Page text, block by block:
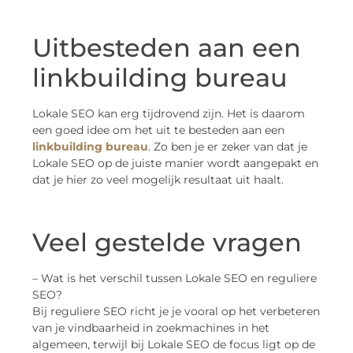
Uitbesteden aan een
linkbuilding bureau
Lokale SEO kan erg tijdrovend zijn. Het is daarom
een goed idee om het uit te besteden aan een
linkbuilding bureau. Zo ben je er zeker van dat je
Lokale SEO op de juiste manier wordt aangepakt en
dat je hier zo veel mogelijk resultaat uit haalt.
Veel gestelde vragen
– Wat is het verschil tussen Lokale SEO en reguliere
SEO?
Bij reguliere SEO richt je je vooral op het verbeteren
van je vindbaarheid in zoekmachines in het
algemeen, terwijl bij Lokale SEO de focus ligt op de